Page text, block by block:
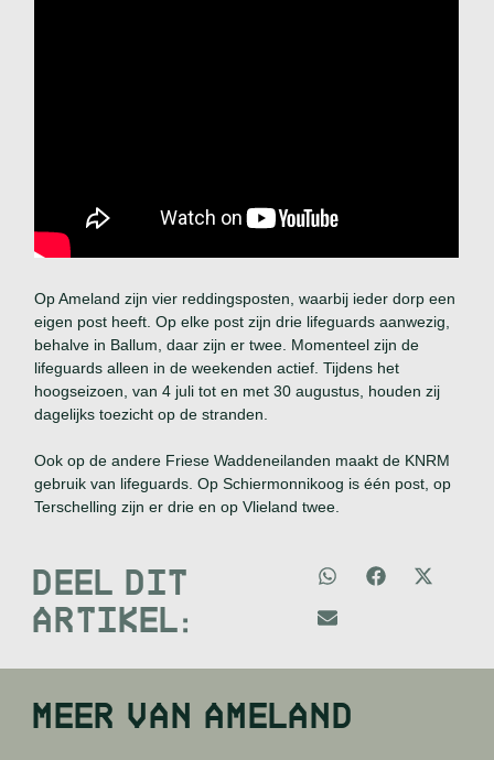
Op Ameland zijn vier reddingsposten, waarbij ieder dorp een
eigen post heeft. Op elke post zijn drie lifeguards aanwezig,
behalve in Ballum, daar zijn er twee. Momenteel zijn de
lifeguards alleen in de weekenden actief. Tijdens het
hoogseizoen, van 4 juli tot en met 30 augustus, houden zij
dagelijks toezicht op de stranden.
Ook op de andere Friese Waddeneilanden maakt de KNRM
gebruik van lifeguards. Op Schiermonnikoog is één post, op
Terschelling zijn er drie en op Vlieland twee.
DEEL DIT
ARTIKEL:
MEER VANAMELAND